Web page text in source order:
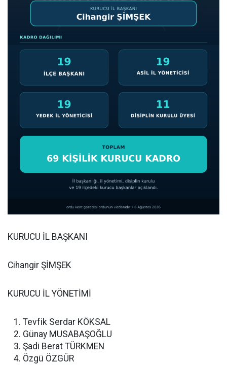
KURUCU İL BAŞKANI
Cihangir ŞİMŞEK
KURUCU İL YÖNETİMİ
Tevfik Serdar KÖKSAL
Günay MUSABAŞOĞLU
Şadi Berat TÜRKMEN
Özgü ÖZGÜR